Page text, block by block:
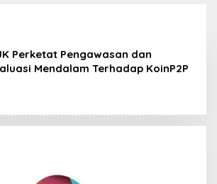
Perketat Pengawasan dan
Mendalam Terhadap KoinP2P